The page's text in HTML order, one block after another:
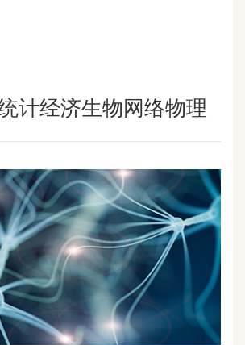
计经济生物网络物理